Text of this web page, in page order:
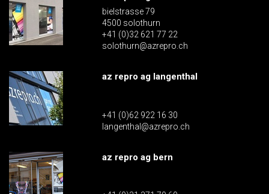
bielstrasse 79
4500 solothurn
+41 (0)32 621 77 22
solothurn@azrepro.ch
az repro ag langenthal
+41 (0)62 922 16 30
langenthal@azrepro.ch
az repro ag bern